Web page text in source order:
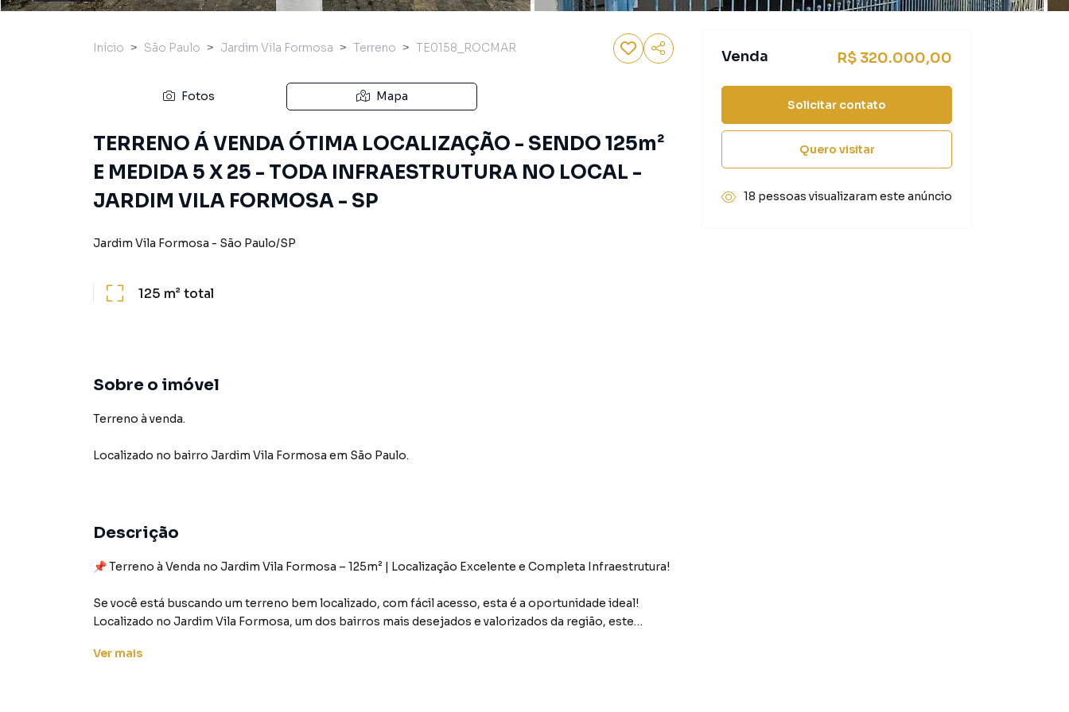
Início São Paulo Jardim Vila Formosa Terreno TE0158_ROCMAR
Fotos Mapa
TERRENO Á VENDA ÓTIMA LOCALIZAÇÃO - SENDO 125m²
E MEDIDA 5 X 25 - TODA INFRAESTRUTURA NO LOCAL -
JARDIM VILA FORMOSA - SP
Jardim Vila Formosa - São Paulo/SP
125 m²total
Sobre o imóvel
Terreno à venda.
Localizado no bairro Jardim Vila Formosa em São Paulo.
Descrição
📌 Terreno à Venda no Jardim Vila Formosa – 125m² | Localização Excelente e Completa Infraestrutura!
Se você está buscando um terreno bem localizado, com fácil acesso, esta é a oportunidade ideal!
Localizado no Jardim Vila Formosa, um dos bairros mais desejados e valorizados da região, este
seja para morar, investir ou empreender.
Ver mais
Venda R$ 320.000,00
Solicitar contato
Quero visitar
18 pessoas visualizaram este anúncio